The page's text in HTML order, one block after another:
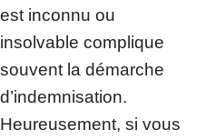
est inconnu ou
insolvable complique
souvent la démarche
d’indemnisation.
Heureusement, si vous